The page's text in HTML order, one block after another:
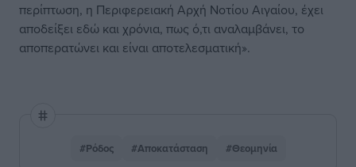
περίπτωση, η Περιφερειακή Αρχή Νοτίου Αιγαίου, έχει
αποδείξει εδώ και χρόνια, πως ό,τι αναλαμβάνει, το
αποπερατώνει και είναι αποτελεσματική».
#Ρόδος #Αποκατάσταση #Θεομηνία